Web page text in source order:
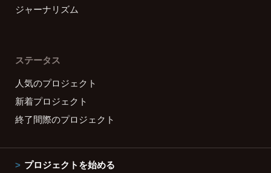
ジャーナリズム
ステータス
人気のプロジェクト
新着プロジェクト
終了間際のプロジェクト
プロジェクトを始める